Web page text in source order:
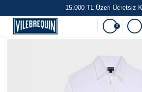
15.000 TL Üzeri Ücretsiz
0